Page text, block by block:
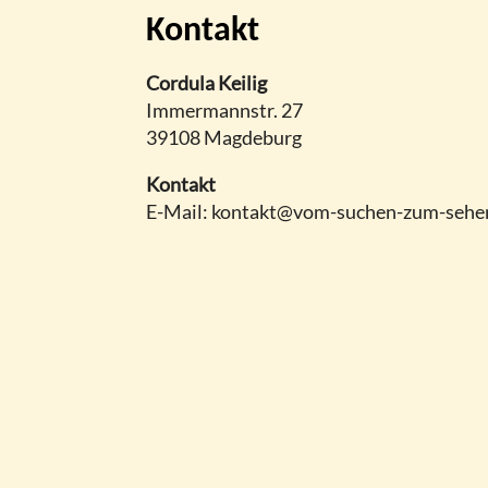
Kontakt
Cordula Keilig
Immermannstr. 27
39108 Magdeburg
Kontakt
E-Mail: kontakt@vom-suchen-zum-